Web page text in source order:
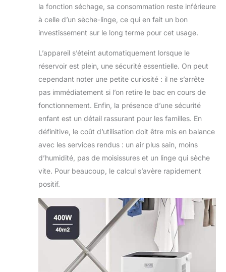
la fonction séchage, sa consommation reste inférieure
à celle d’un sèche-linge, ce qui en fait un bon
investissement sur le long terme pour cet usage.
L’appareil s’éteint automatiquement lorsque le
réservoir est plein, une sécurité essentielle. On peut
cependant noter une petite curiosité : il ne s’arrête
pas immédiatement si l’on retire le bac en cours de
fonctionnement. Enfin, la présence d’une sécurité
enfant est un détail rassurant pour les familles. En
définitive, le coût d’utilisation doit être mis en balance
avec les services rendus : un air plus sain, moins
d’humidité, pas de moisissures et un linge qui sèche
vite. Pour beaucoup, le calcul s’avère rapidement
positif.